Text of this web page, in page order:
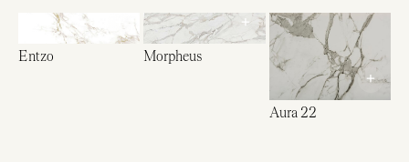
Entzo
+
Morpheus
+
Aura 22